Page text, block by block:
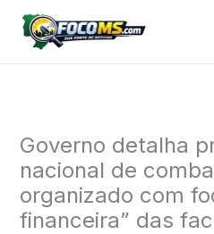
para
Governo detalha
nacional de
organizado com
financeira” das